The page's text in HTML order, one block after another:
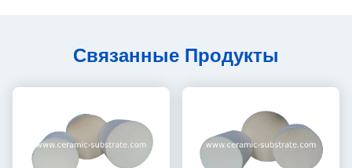
Связанные Продукты